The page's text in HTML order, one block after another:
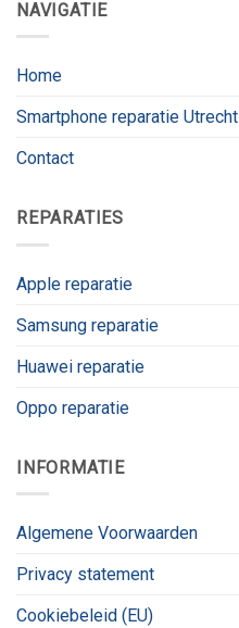
NAVIGATIE
Home
Smartphone reparatie Utrecht
Contact
REPARATIES
Apple reparatie
Samsung reparatie
Huawei reparatie
Oppo reparatie
INFORMATIE
Algemene Voorwaarden
Privacy statement
Cookiebeleid (EU)